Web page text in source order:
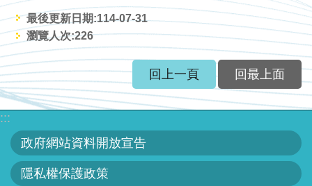
隱
私
權
保
政
策
最後更新日期:114-07-31
瀏覽人次:226
回上一頁 回最上面
:::
政府網站資料開放宣告
隱私權保護政策